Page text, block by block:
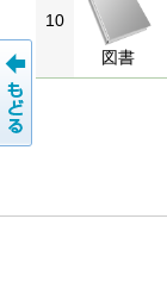
10
図書